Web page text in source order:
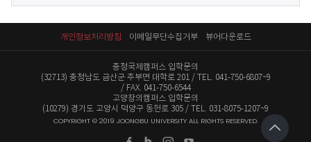
서
개인정보처리방침 이메일무단수집거부 뷰어다운로드
충청국제캠퍼스 입학문의
(32713) 충청남도 금산군 추부면 대학로 201
TEL. 041-750-6807~9
FAX. 041-750-6544
고양창의캠퍼스 입학문의
(10279) 경기도 고양시 덕양구 동헌로 305
TEL. 031-8075-1207~9
COPYRIGHT © 2019 JOONGBU UNIVERSITY ALL RIGHTS RESERVED.